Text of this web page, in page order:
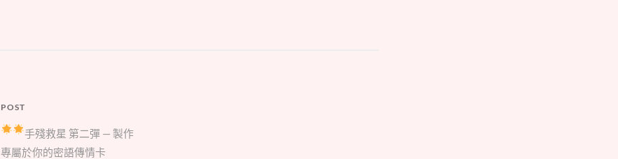
POST
手殘救星 第二彈 — 製作
專屬於你的密語傳情卡